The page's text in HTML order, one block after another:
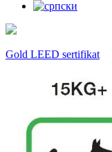
Gold LEED sertifikat